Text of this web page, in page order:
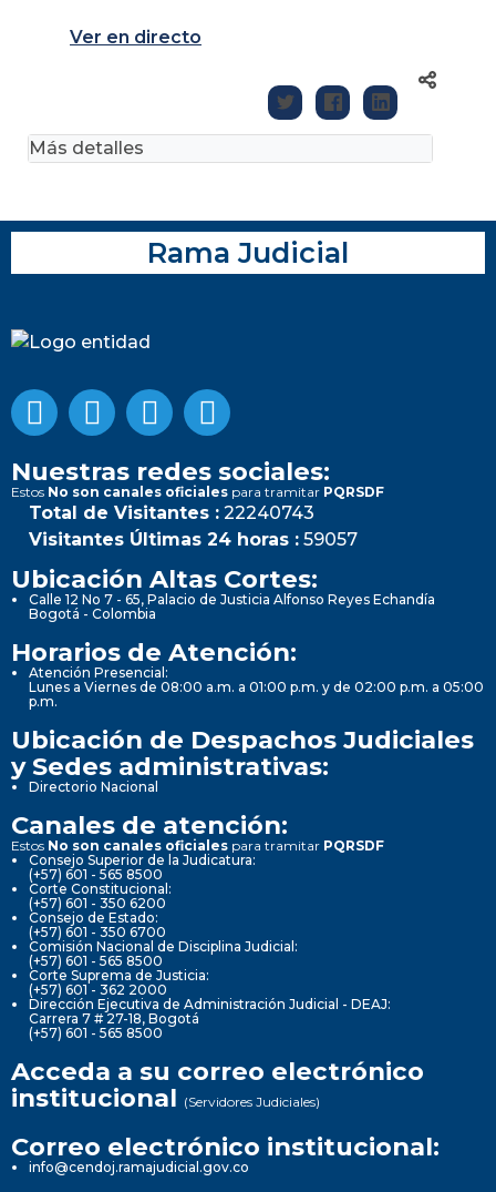
Ver en directo
Más detalles
Rama Judicial
Nuestras redes sociales:
Estos No son canales oficiales para tramitar PQRSDF
Total de Visitantes : 22240743
Visitantes Últimas 24 horas : 59057
Ubicación Altas Cortes:
Calle 12 No 7 - 65, Palacio de Justicia Alfonso Reyes Echandía
Bogotá - Colombia
Horarios de Atención:
Atención Presencial:
Lunes a Viernes de 08:00 a.m. a 01:00 p.m. y de 02:00 p.m. a 05:00
p.m.
Ubicación de Despachos Judiciales
y Sedes administrativas:
Directorio Nacional
Canales de atención:
Estos No son canales oficiales para tramitar PQRSDF
Consejo Superior de la Judicatura:
(+57) 601 - 565 8500
Corte Constitucional:
(+57) 601 - 350 6200
Consejo de Estado:
(+57) 601 - 350 6700
Comisión Nacional de Disciplina Judicial:
(+57) 601 - 565 8500
Corte Suprema de Justicia:
(+57) 601 - 362 2000
Dirección Ejecutiva de Administración Judicial - DEAJ:
Carrera 7 # 27-18, Bogotá
(+57) 601 - 565 8500
Acceda a su correo electrónico
institucional (Servidores Judiciales)
Correo electrónico institucional:
info@cendoj.ramajudicial.gov.co